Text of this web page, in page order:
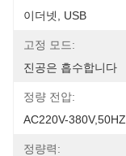
이더넷, USB
고정 모드:
진공은 흡수합니다
정량 전압:
AC220V-380V,50HZ
정량력: